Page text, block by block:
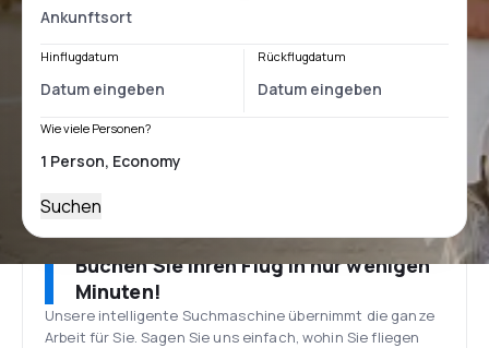
Hinflugdatum Rückflugdatum
Wie viele Personen?
Suchen
Buchen Sie Ihren Flug in nur wenigen
Minuten!
Unsere intelligente Suchmaschine übernimmt die ganze
Arbeit für Sie. Sagen Sie uns einfach, wohin Sie fliegen